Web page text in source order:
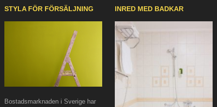
STYLA FÖR FÖRSÄLJNING
Bostadsmarknaden i Sverige har
INRED MED BADKAR